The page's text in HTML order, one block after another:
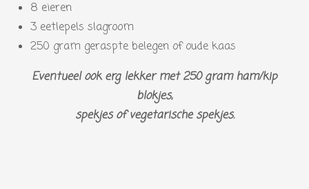
8 eieren
3 eetlepels slagroom
250 gram geraspte belegen of oude kaas
Eventueel ook erg lekker met 250 gram ham/kip
blokjes,
spekjes of vegetarische spekjes.